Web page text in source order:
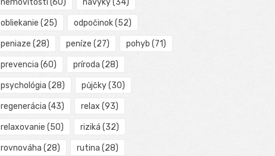
nemovitosti (60) návyky(34)
obliekanie (25) odpočinok(52)
peniaze (28) peníze (27) pohyb (71)
prevencia (60) príroda (28)
psychológia (28) půjčky(30)
regenerácia (43) relax (93)
relaxovanie (50) riziká (32)
rovnováha (28) rutina (28)